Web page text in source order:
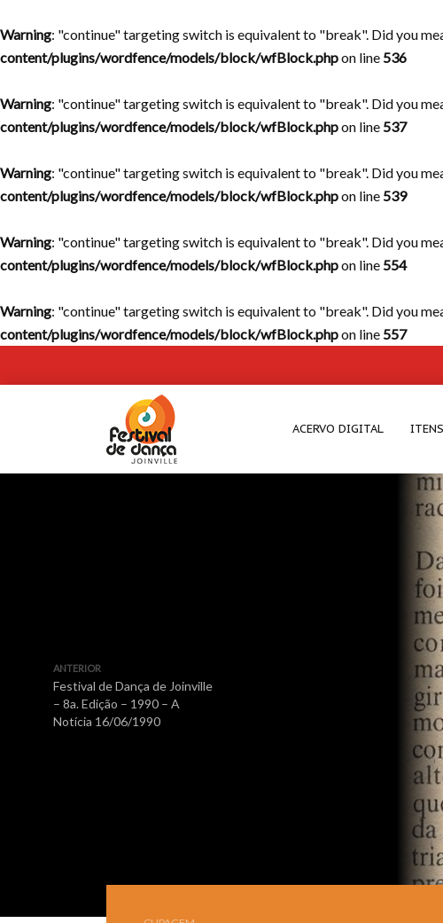
Warning: "continue" targeting switch is equivalent to "break". Did you
content/plugins/wordfence/models/block/wfBlock.phpon line536
Warning: "continue" targeting switch is equivalent to "break". Did you
content/plugins/wordfence/models/block/wfBlock.phpon line537
Warning: "continue" targeting switch is equivalent to "break". Did you
content/plugins/wordfence/models/block/wfBlock.phpon line539
Warning: "continue" targeting switch is equivalent to "break". Did you
content/plugins/wordfence/models/block/wfBlock.phpon line554
Warning: "continue" targeting switch is equivalent to "break". Did you
content/plugins/wordfence/models/block/wfBlock.phpon line557
ACERVO DIGITAL ITENS
ANTERIOR
Festival de Dança de Joinville
– 8a. Edição – 1990 – A
Notícia 16/06/1990